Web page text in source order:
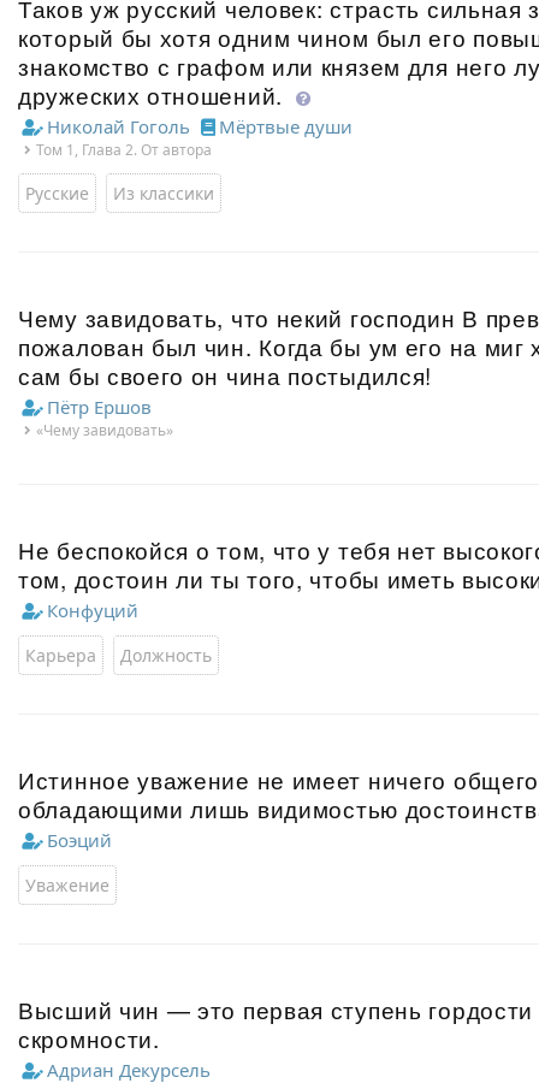
Таков уж русский человек: страсть сильная
который бы хотя одним чином был его
знакомство с графом или князем для него
дружеских отношений.
Николай Гоголь Мёртвые души
Том 1, Глава 2. От автора
Русские Из классики
Чему завидовать, что некий господин В
пожалован был чин. Когда бы ум его на миг
сам бы своего он чина постыдился!
Пётр Ершов
«Чему завидовать»
Не беспокойся о том, что у тебя нет
том, достоин ли ты того, чтобы иметь
Конфуций
Карьера Должность
Истинное уважение не имеет ничего
обладающими лишь видимостью
Боэций
Уважение
Высший чин — это первая ступень
скромности.
Адриан Декурсель